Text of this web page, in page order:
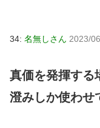
34: 名無しさん 2023/
真価を発揮する
澄みしか使わせ